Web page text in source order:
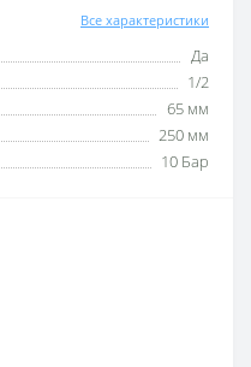
Все характеристики
Да
1/2
65 мм
250 мм
10 Бар